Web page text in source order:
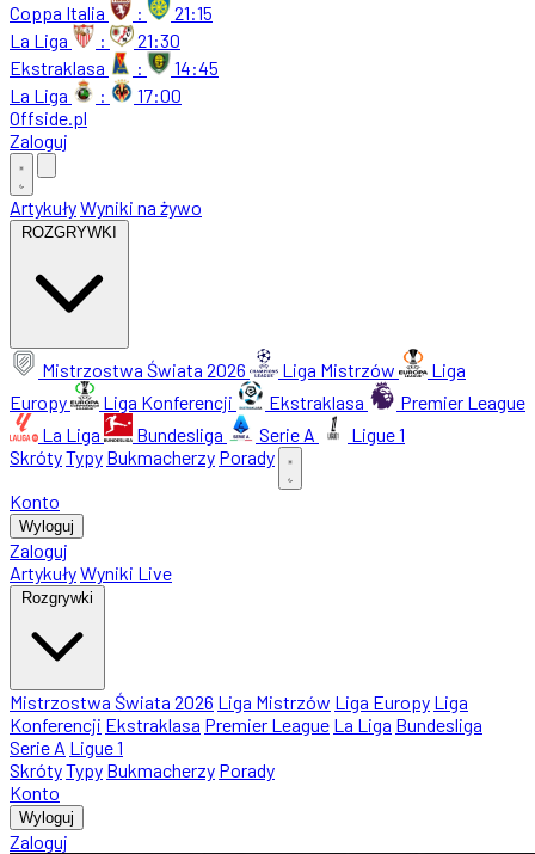
Coppa Italia
:
21:15
La Liga
:
21:30
Ekstraklasa
:
14:45
La Liga
:
17:00
Offside.pl
Zaloguj
ArtykułyWyniki na żywo
ROZGRYWKI
Mistrzostwa Świata 2026 Liga Mistrzów
Liga
Europy
Liga Konferencji Ekstraklasa
Premier League
La Liga
Bundesliga Serie A
Ligue 1
SkrótyTypy Bukmacherzy Porady
Konto
Wyloguj
Zaloguj
ArtykułyWyniki Live
Rozgrywki
Mistrzostwa Świata 2026 Liga Mistrzów Liga Europy Liga
Konferencji Ekstraklasa Premier League La Liga Bundesliga
Serie A Ligue 1
SkrótyTypy Bukmacherzy Porady
Konto
Wyloguj
Zaloguj